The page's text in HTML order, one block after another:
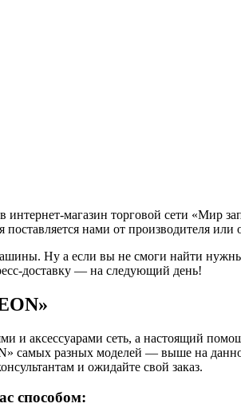
магазин торговой сети «Мир
нами от производителя или
Ну а если вы не смоги найти
доставку — на следующий день!
и аксессуарами сеть, а настоящий
самых разных моделей — выше на
и ожидайте свой заказ.
способом: